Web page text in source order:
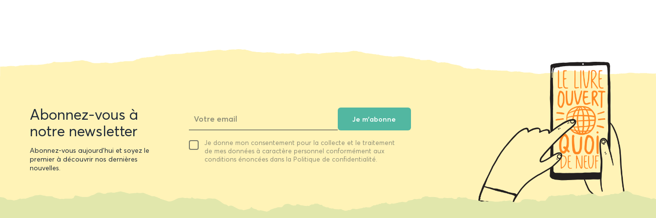
Newsletter
form
Abonnez-vous à
notre newsletter
Abonnez-vous aujourd'hui et soyez le
premier à découvrir nos dernières
nouvelles.
email
Je m'abonne
Je donne mon consentement pour la collecte et le traitement
de mes données à caractère personnel conformément aux
conditions énoncées dans la Politique de confidentialité.